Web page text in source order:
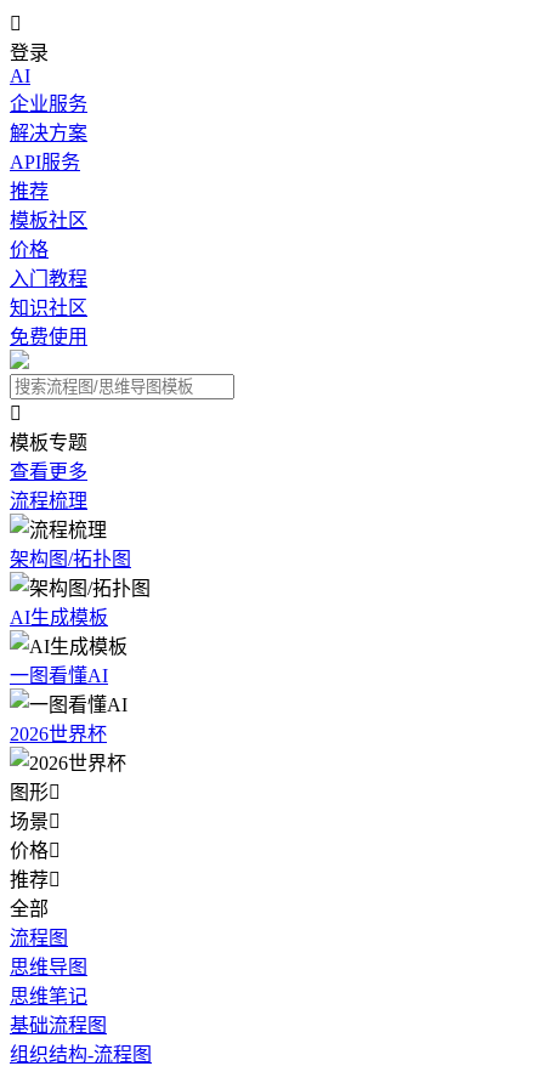

登录
AI
企业服务
解决方案
API服务
推荐
模板社区
价格
入门教程
知识社区
免费使用

模板专题
查看更多
流程梳理
架构图/拓扑图
AI生成模板
一图看懂AI
2026世界杯
图形
场景
价格
推荐
全部
流程图
思维导图
思维笔记
基础流程图
组织结构-流程图